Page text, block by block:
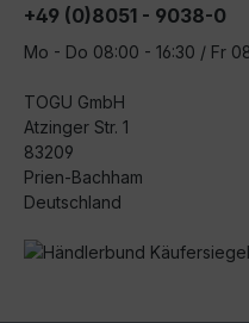
+49 (0)8051 - 9038-0
Mo - Do 08:00 - 16:30 / Fr
TOGU GmbH
Atzinger Str. 1
83209
Prien-Bachham
Deutschland